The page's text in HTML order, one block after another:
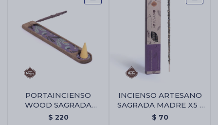
PORTAINCIENSO
WOOD SAGRADA
MADRE - Portaincienso
$ 220
INCIENSO ARTESANO
SAGRADA MADRE X5 -
Palo Santo/lavanda
$ 70